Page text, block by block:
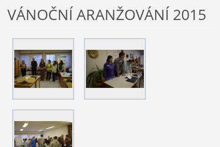
VÁNOČNÍ ARANŽOVÁNÍ 2015